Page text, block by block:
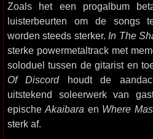
Zoals het een progalbum
luisterbeurten om de songs
worden steeds sterker. In The
sterke powermetaltrack met
soloduel tussen de gitarist en
Of Discordhoudt de
uitstekend soleerwerk van
epischeAkaibara en Where
sterk af.